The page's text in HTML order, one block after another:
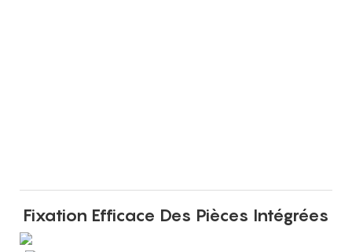
Fixation Efficace Des Pièces Intégrées